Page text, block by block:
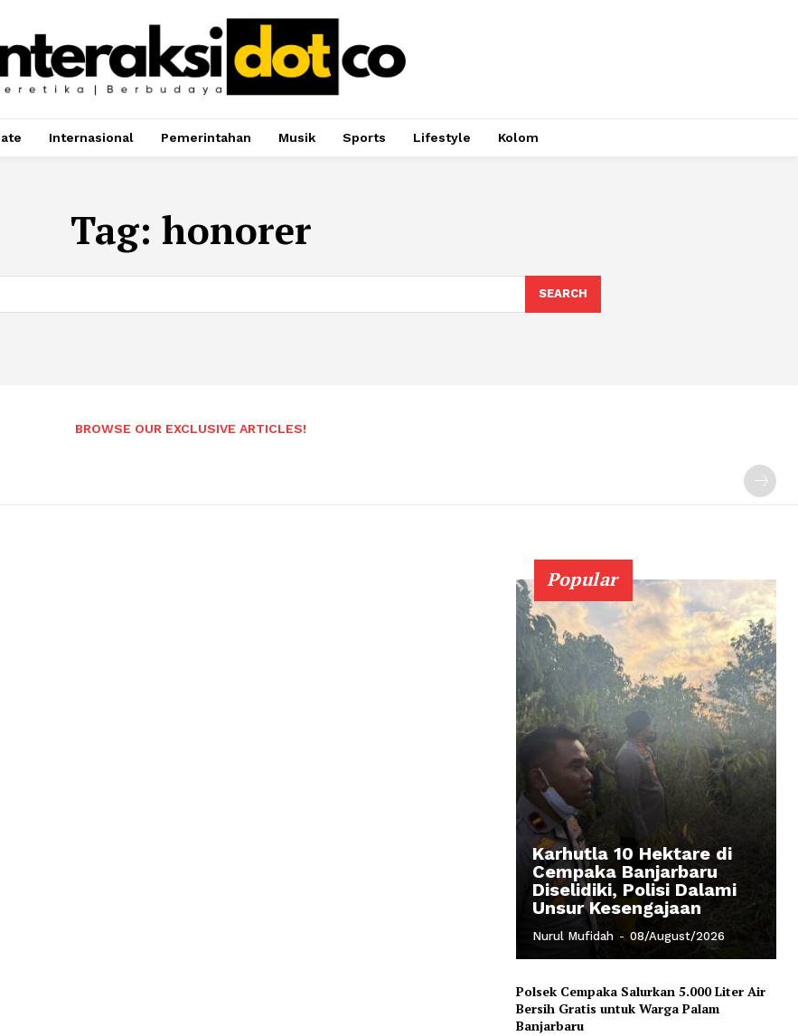
Internasional Pemerintahan Musik Sports Lifestyle Kolom
Tag: honorer
SEARCH
BROWSE OUR EXCLUSIVE ARTICLES!
Popular
Karhutla 10 Hektare di
Cempaka Banjarbaru
Diselidiki, Polisi Dalami
Unsur Kesengajaan
Nurul Mufidah - 08/August/2026
Polsek Cempaka Salurkan 5.000 Liter Air
Bersih Gratis untuk Warga Palam
Banjarbaru